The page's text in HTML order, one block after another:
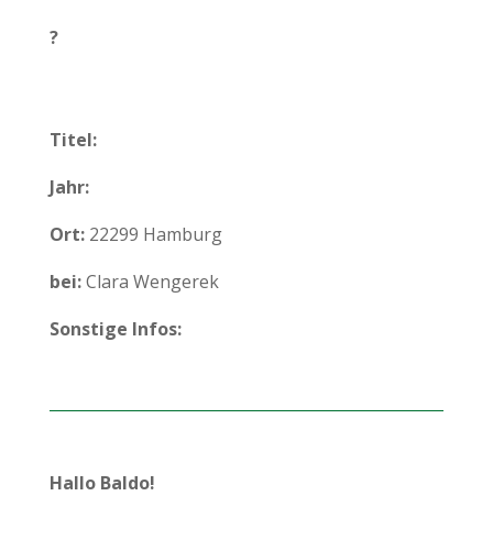
?
Titel:
Jahr:
Ort: 22299 Hamburg
bei:Clara Wengerek
Sonstige Infos:
Hallo Baldo!